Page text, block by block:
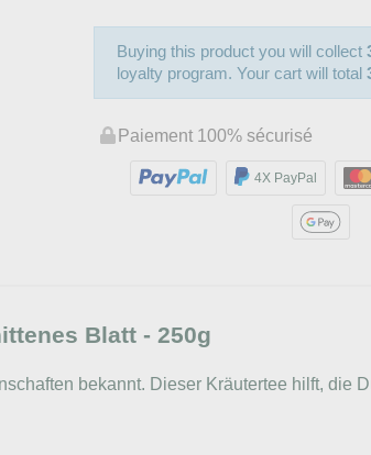
Buying this product you will collect
loyalty program. Your cart will total
Paiement 100% sécurisé
4X PayPal
Blatt - 250g
bekannt. Dieser Kräutertee hilft, die